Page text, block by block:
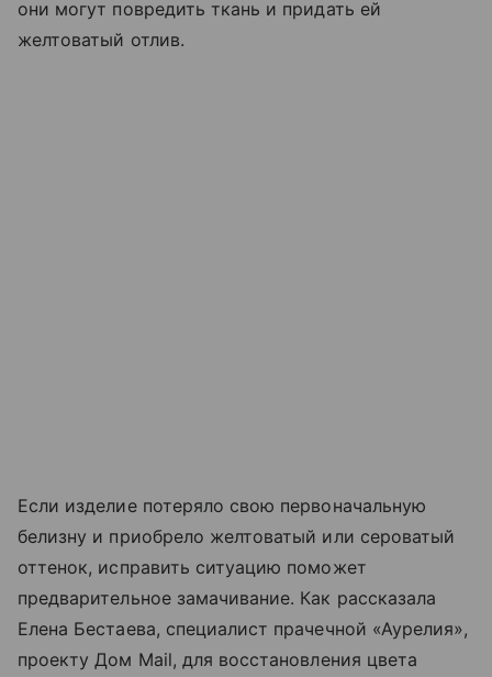
они могут повредить ткань и придать ей
желтоватый отлив.
Если изделие потеряло свою первоначальную
белизну и приобрело желтоватый или сероватый
оттенок, исправить ситуацию поможет
предварительное замачивание. Как рассказала
Елена Бестаева, специалист прачечной «Аурелия»,
проекту Дом Mail, для восстановления цвета